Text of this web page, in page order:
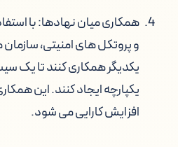
همکاری میان نهادها: با
و پروتکل های امنیتی،
یکدیگر همکاری کنند تا یک
یکپارچه ایجاد کنند. این
افزایش کارایی می شود.